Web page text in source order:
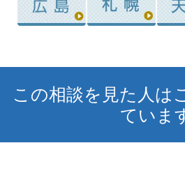
この相談を見た人は
ていま